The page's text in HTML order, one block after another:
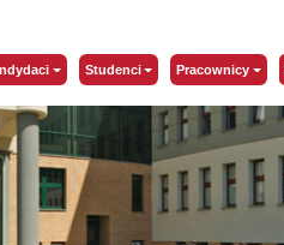
Studenci Pracownicy